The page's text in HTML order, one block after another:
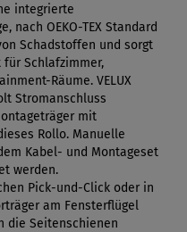
integrierte
nach OEKO-TEX Standard
Schadstoffen und sorgt
Schlafzimmer,
Räume. VELUX
Stromanschluss
mit
Rollo. Manuelle
Kabel- und Montageset
werden.
Pick-und-Click oder in
am Fensterflügel
die Seitenschienen